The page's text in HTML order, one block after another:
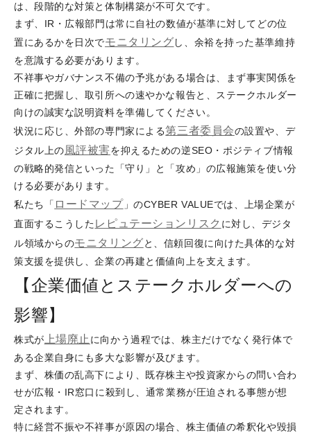
は、段階的な対策と体制構築が不可欠です。
まず、IR・広報部門は常に自社の数値が基準に対してどの位
置にあるかを日次でモニタリングし、余裕を持った基準維持
を意識する必要があります。
不祥事やガバナンス不備の予兆がある場合は、まず事実関係を
正確に把握し、取引所への速やかな報告と、ステークホルダー
向けの誠実な説明資料を準備してください。
状況に応じ、外部の専門家による第三者委員会の設置や、デ
ジタル上の風評被害を抑えるための逆SEO・ポジティブ情報
の戦略的発信といった「守り」と「攻め」の広報施策を使い分
ける必要があります。
私たち「 ロードマップ 」のCYBER VALUEでは、上場企業が
直面するこうしたレピュテーションリスク に対し、デジタ
ル領域からのモニタリングと、信頼回復に向けた具体的な対
策支援を提供し、企業の再建と価値向上を支えます。
【企業価値とステークホルダーへの
影響】
株式が 上場廃止 に向かう過程では、株主だけでなく発行体で
ある企業自身にも多大な影響が及びます。
まず、株価の乱高下により、既存株主や投資家からの問い合わ
せが広報・IR窓口に殺到し、通常業務が圧迫される事態が想
定されます。
特に経営不振や不祥事が原因の場合、株主価値の希釈化や毀損